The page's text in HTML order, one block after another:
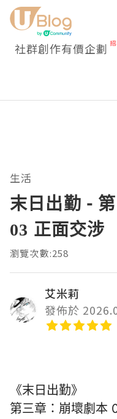
社群創作有價企劃
生活
末日出勤 -
03 正面交涉
瀏覽次數:258
艾米莉
發佈於
《末日出勤》
第三章：崩壞劇本